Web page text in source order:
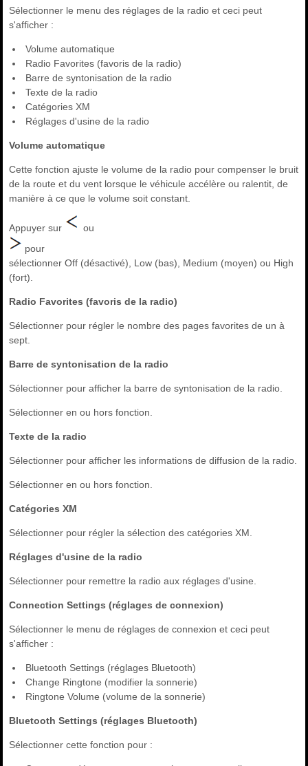
Sélectionner le menu des réglages de la radio et ceci peut
s'afficher :
Volume automatique
Radio Favorites (favoris de la radio)
Barre de syntonisation de la radio
Texte de la radio
Catégories XM
Réglages d'usine de la radio
Volume automatique
Cette fonction ajuste le volume de la radio pour compenser le bruit
de la route et du vent lorsque le véhicule accélère ou ralentit, de
manière à ce que le volume soit constant.
Appuyer sur
ou
pour
sélectionner Off (désactivé), Low (bas), Medium (moyen) ou High
(fort).
Radio Favorites (favoris de la radio)
Sélectionner pour régler le nombre des pages favorites de un à
sept.
Barre de syntonisation de la radio
Sélectionner pour afficher la barre de syntonisation de la radio.
Sélectionner en ou hors fonction.
Texte de la radio
Sélectionner pour afficher les informations de diffusion de la radio.
Sélectionner en ou hors fonction.
Catégories XM
Sélectionner pour régler la sélection des catégories XM.
Réglages d'usine de la radio
Sélectionner pour remettre la radio aux réglages d'usine.
Connection Settings (réglages de connexion)
Sélectionner le menu de réglages de connexion et ceci peut
s'afficher :
Bluetooth Settings (réglages Bluetooth)
Change Ringtone (modifier la sonnerie)
Ringtone Volume (volume de la sonnerie)
Bluetooth Settings (réglages Bluetooth)
Sélectionner cette fonction pour :